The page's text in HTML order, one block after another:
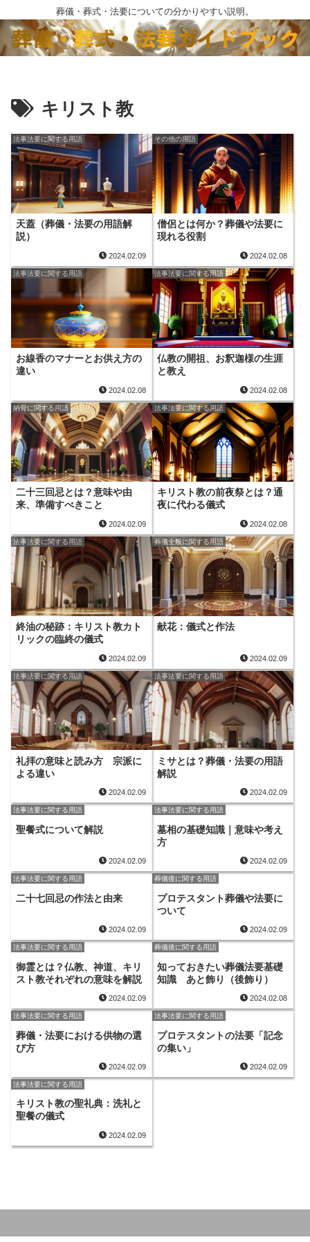
葬儀・葬式・法要についての分かりやすい説明。
キリスト教
法事法要に関する用語
天蓋（葬儀・法要の用語解
説）
2024.02.09
その他の用語
僧侶とは何か？葬儀や法要に
現れる役割
2024.02.08
法事法要に関する用語
お線香のマナーとお供え方の
違い
2024.02.08
法事法要に関する用語
仏教の開祖、お釈迦様の生涯
と教え
2024.02.08
納骨に関する用語
二十三回忌とは？意味や由
来、準備すべきこと
2024.02.09
法事法要に関する用語
キリスト教の前夜祭とは？通
夜に代わる儀式
2024.02.08
法事法要に関する用語
終油の秘跡：キリスト教カト
リックの臨終の儀式
2024.02.09
葬儀全般に関する用語
献花：儀式と作法
2024.02.09
法事法要に関する用語
礼拝の意味と読み方 宗派に
よる違い
2024.02.09
法事法要に関する用語
ミサとは？葬儀・法要の用語
解説
2024.02.09
法事法要に関する用語
聖餐式について解説
2024.02.09
法事法要に関する用語
墓相の基礎知識｜意味や考え
方
2024.02.09
法事法要に関する用語
二十七回忌の作法と由来
2024.02.09
葬儀後に関する用語
プロテスタント葬儀や法要に
ついて
2024.02.09
法事法要に関する用語
御霊とは？仏教、神道、キリ
スト教それぞれの意味を解説
2024.02.09
葬儀後に関する用語
知っておきたい葬儀法要基礎
知識 あと飾り（後飾り）
2024.02.08
法事法要に関する用語
葬儀・法要における供物の選
び方
2024.02.09
法事法要に関する用語
プロテスタントの法要「記念
の集い」
2024.02.09
法事法要に関する用語
キリスト教の聖礼典：洗礼と
聖餐の儀式
2024.02.09